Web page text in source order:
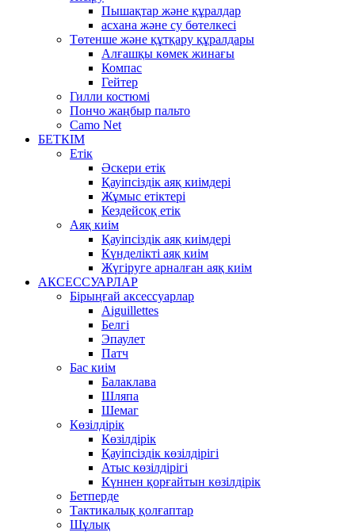
Пышақтар және құралдар
асхана және су бөтелкесі
Төтенше және құтқару құралдары
Алғашқы көмек жинағы
Компас
Гейтер
Гилли костюмі
Пончо жаңбыр пальто
Camo Net
БЕТКІМ
Етік
Әскери етік
Қауіпсіздік аяқ киімдері
Жұмыс етіктері
Кездейсоқ етік
Аяқ киім
Қауіпсіздік аяқ киімдері
Күнделікті аяқ киім
Жүгіруге арналған аяқ киім
АКСЕССУАРЛАР
Бірыңғай аксессуарлар
Aiguillettes
Белгі
Эпаулет
Патч
Бас киім
Балаклава
Шляпа
Шемаг
Көзілдірік
Көзілдірік
Қауіпсіздік көзілдірігі
Атыс көзілдірігі
Күннен қорғайтын көзілдірік
Бетперде
Тактикалық қолғаптар
Шұлық